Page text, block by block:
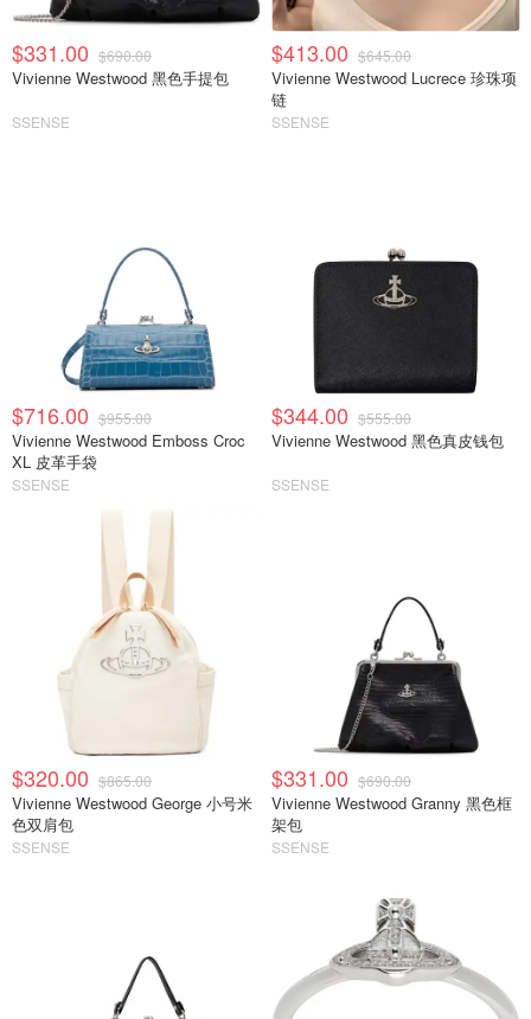
$331.00 $690.00
Vivienne Westwood 黑色手提包
SSENSE
$413.00 $645.00
Vivienne Westwood Lucrece 珍珠项
链
SSENSE
$716.00 $955.00
Vivienne Westwood Emboss Croc
XL 皮革手袋
SSENSE
$344.00 $555.00
Vivienne Westwood 黑色真皮钱包
SSENSE
$320.00 $865.00
Vivienne Westwood George 小号米
色双肩包
SSENSE
$331.00 $690.00
Vivienne Westwood Granny 黑色框
架包
SSENSE